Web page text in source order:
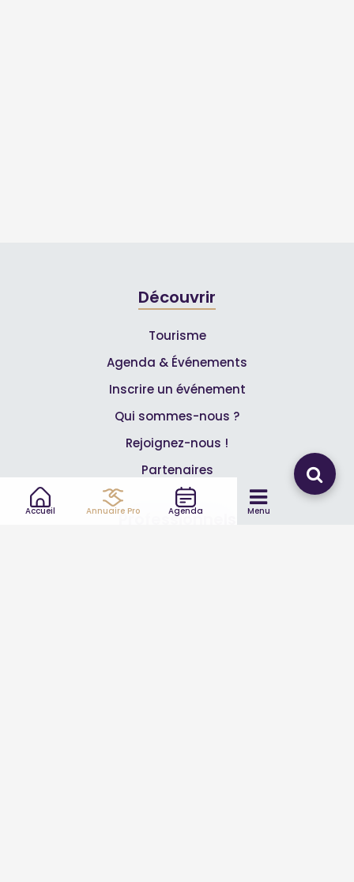
Accueil Annuaire Pro Agenda Menu
Découvrir
Tourisme
Agenda & Événements
Inscrire un événement
Qui sommes-nous ?
Rejoignez-nous !
Partenaires
Professionnels